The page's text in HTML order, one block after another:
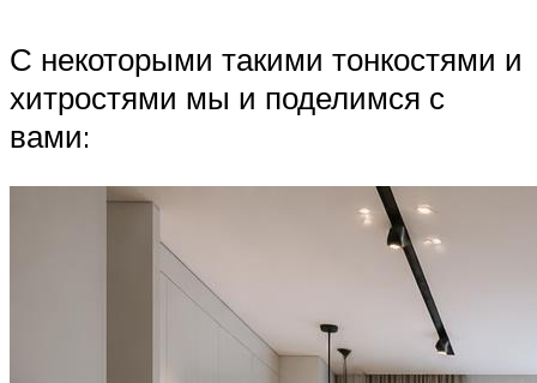
С некоторыми такими тонкостями и
хитростями мы и поделимся с
вами: